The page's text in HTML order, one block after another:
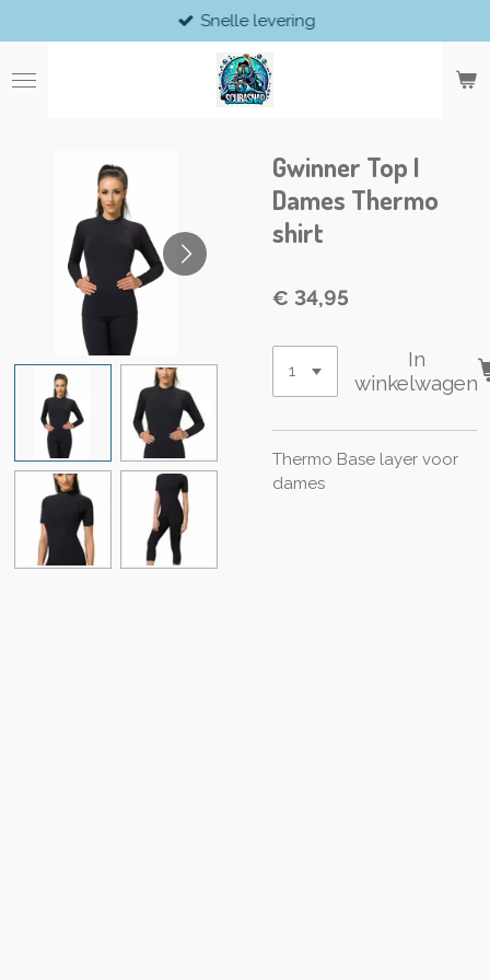
direct
naar
de
Snelle levering
Gwinner Top I
Dames Thermo
shirt
€ 34,95
In
winkelwagen
Thermo Base layer voor
dames